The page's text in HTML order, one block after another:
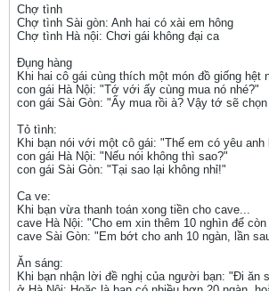
Chợ tình
Chợ tình Sài gòn: Anh hai có xài em hông
Chợ tình Hà nội: Chơi gái không đại ca
Đụng hàng
Khi hai cô gái cùng thích một món đồ giống hệt
con gái Hà Nội: "Tớ với ấy cùng mua nó nhé?"
con gái Sài Gòn: "Ấy mua rồi à? Vậy tớ sẽ
Tỏ tình:
Khi bạn nói với một cô gái: "Thế em có yêu anh
con gái Hà Nội: "Nếu nói không thì sao?"
con gái Sài Gòn: "Tại sao lại không nhỉ!"
Ca ve:
Khi bạn vừa thanh toán xong tiền cho cave...
cave Hà Nội: "Cho em xin thêm 10 nghìn để
cave Sài Gòn: "Em bớt cho anh 10 ngàn, lần
Ăn sáng:
Khi bạn nhận lời đề nghị của người bạn: "Đi ăn